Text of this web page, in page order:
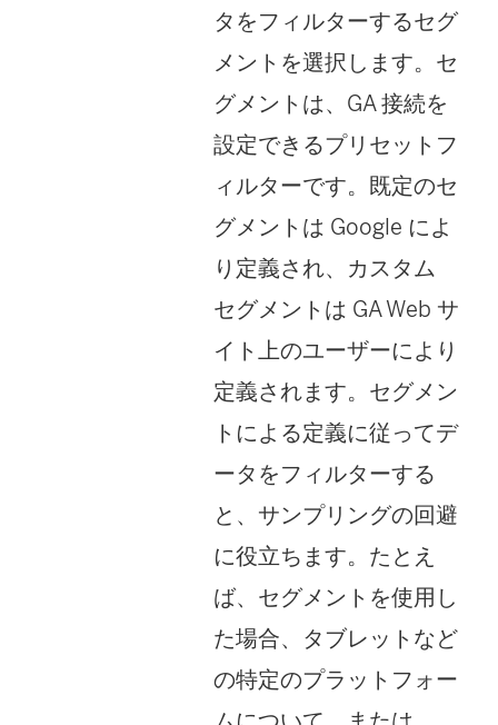
タをフィルターするセグ
メントを選択します。セ
グメントは、GA 接続を
設定できるプリセットフ
ィルターです。既定のセ
グメントは Google によ
り定義され、カスタム
セグメントは GA Web サ
イト上のユーザーにより
定義されます。セグメン
トによる定義に従ってデ
ータをフィルターする
と、サンプリングの回避
に役立ちます。たとえ
ば、セグメントを使用し
た場合、タブレットなど
の特定のプラットフォー